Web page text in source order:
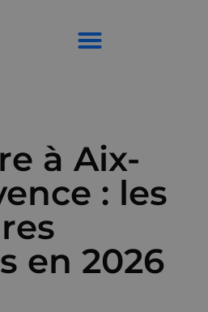
à Aix-
: les
en 2026